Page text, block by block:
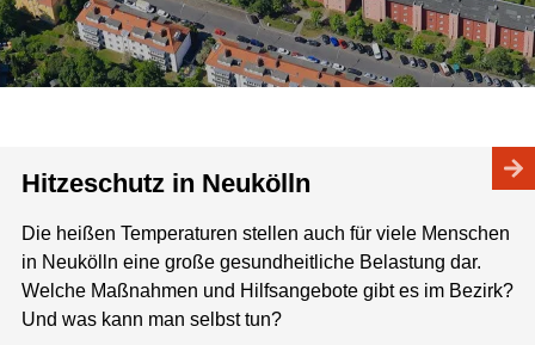
Hitzeschutz in Neukölln
Die heißen Temperaturen stellen auch für viele Menschen
in Neukölln eine große gesundheitliche Belastung dar.
Welche Maßnahmen und Hilfsangebote gibt es im Bezirk?
Und was kann man selbst tun?